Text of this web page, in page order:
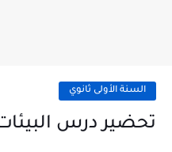
السنة الأولى ثانوي
تحضير درس